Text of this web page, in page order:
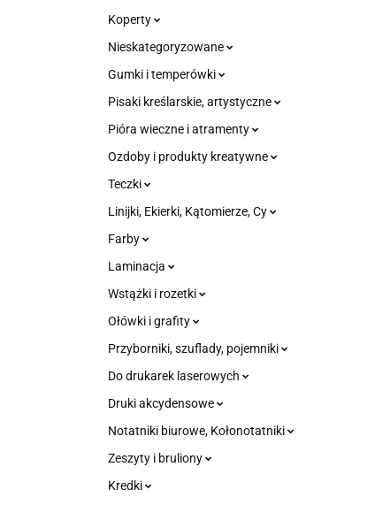
Koperty
Nieskategoryzowane
Gumki i temperówki
Pisaki kreślarskie, artystyczne
Pióra wieczne i atramenty
Ozdoby i produkty kreatywne
Teczki
Linijki, Ekierki, Kątomierze, Cy
Farby
Laminacja
Wstążki i rozetki
Ołówki i grafity
Przyborniki, szuflady, pojemniki
Do drukarek laserowych
Druki akcydensowe
Notatniki biurowe, Kołonotatniki
Zeszyty i bruliony
Kredki